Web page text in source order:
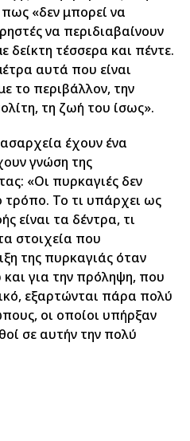
«δεν μπορεί να
να περιδιαβαίνουν
τέσσερα και πέντε.
αυτά που είναι
το περιβάλλον, την
τη ζωή του ίσως».
έχουν ένα
γνώση της
«Οι πυρκαγιές δεν
τρόπο. Το τι υπάρχει ως
είναι τα δέντρα, τι
στοιχεία που
της πυρκαγιάς όταν
για την πρόληψη, που
εξαρτώνται πάρα πολύ
οι οποίοι υπήρξαν
σε αυτήν την πολύ